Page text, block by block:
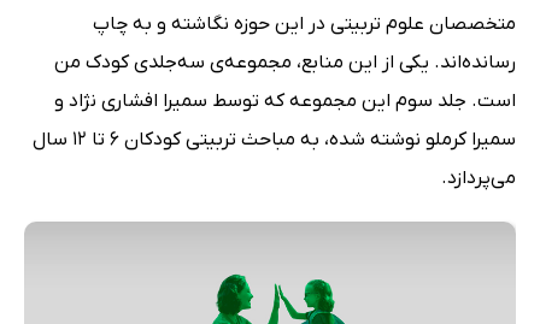
متخصصان علوم تربیتی در این حوزه نگاشته و به چاپ
رسانده‌اند. یکی از این منابع، مجموعه‌ی سه‌جلدی کودک من
است. جلد سوم این مجموعه که توسط سمیرا افشاری نژاد و
سمیرا کرملو نوشته شده، به مباحث تربیتی کودکان 6 تا 12 سال
می‌پردازد.